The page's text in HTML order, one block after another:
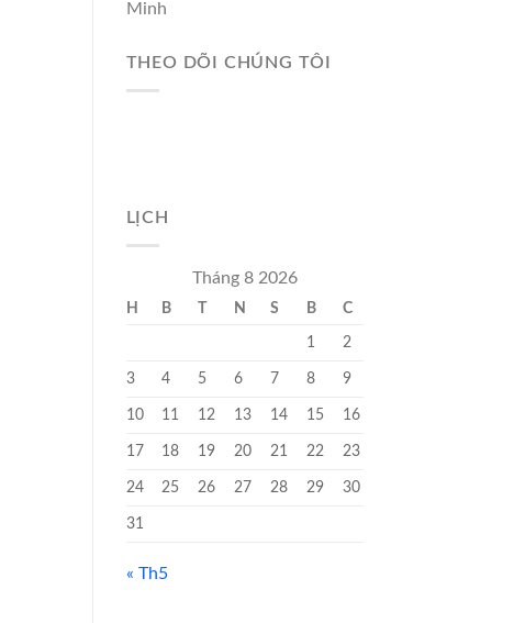
Minh
THEO DÕI CHÚNG TÔI
LỊCH
Tháng 8 2026
H B T N S B C
1 2
3 4 5 6 7 8 9
10 11 12 13 14 15 16
17 18 19 20 21 22 23
24 25 26 27 28 29 30
31
« Th5